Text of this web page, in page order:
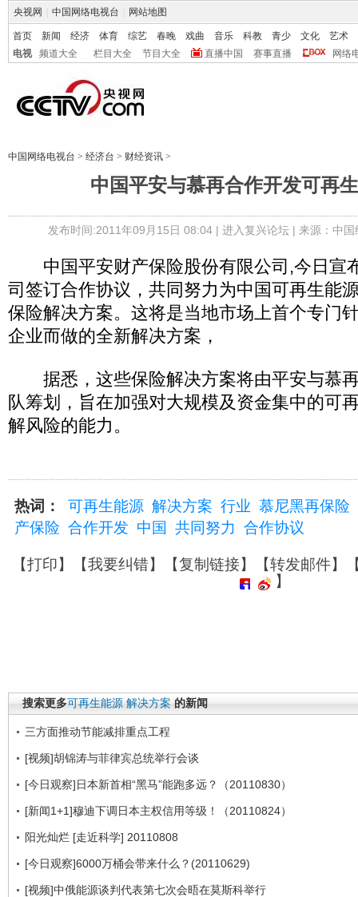
央视网 中国网络电视台 网站地图
首页 新闻 经济 体育 综艺 春晚 戏曲 音乐 科教 青少 文化
艺术
电视
频道大全 栏目大全 节目大全 直播中国 赛事直播 网络
中国网络电视台 > 经济台 > 财经资讯 >
中国平安与慕再合作开发可再
发布时间:2011年09月15日 08:04 | 进入复兴论坛| 来源：中
中国平安财产保险股份有限公司,今日宣
司签订合作协议，共同努力为中国可再生能
保险解决方案。这将是当地市场上首个专门
企业而做的全新解决方案，
据悉，这些保险解决方案将由平安与慕
队筹划，旨在加强对大规模及资金集中的可
解风险的能力。
热词： 可再生能源 解决方案 行业 慕尼黑再保险
产保险 合作开发 中国 共同努力 合作协议
【打印】【我要纠错】【复制链接】【转发邮件】
】
搜索更多可再生能源 解决方案 的新闻
三方面推动节能减排重点工程
[视频]胡锦涛与菲律宾总统举行会谈
[今日观察]日本新首相“黑马”能跑多远？（20110830）
[新闻1+1]穆迪下调日本主权信用等级！（20110824）
阳光灿烂 [走近科学] 20110808
[今日观察]6000万桶会带来什么？(20110629)
[视频]中俄能源谈判代表第七次会晤在莫斯科举行